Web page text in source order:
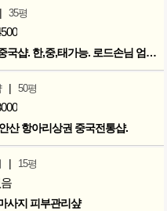
| 35평
안양 평촌역 먹자상권 중국샵. 한,중,태가능. 로드손님 엄청많아요!
| 50평
산 항아리상권 중국전통샵.
| 15평
사지 피부관리샾